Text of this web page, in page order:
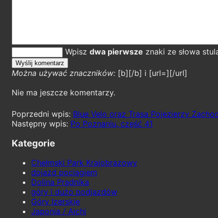
Wpisz dwa pierwsze znaki ze słowa
Można używać znaczników: [b][/b] i [url=][/url]
Nie ma jeszcze komentarzy.
Blue Velo oraz Trasa Pojezierzy
Po Poznaniu, część 41
Kategorie
Chełmski Park Krajobrazowy
dojazd pociągiem
Dolina Prądnika
góry i dużo podjazdów
Góry Izerskie
Japonia / Aichi